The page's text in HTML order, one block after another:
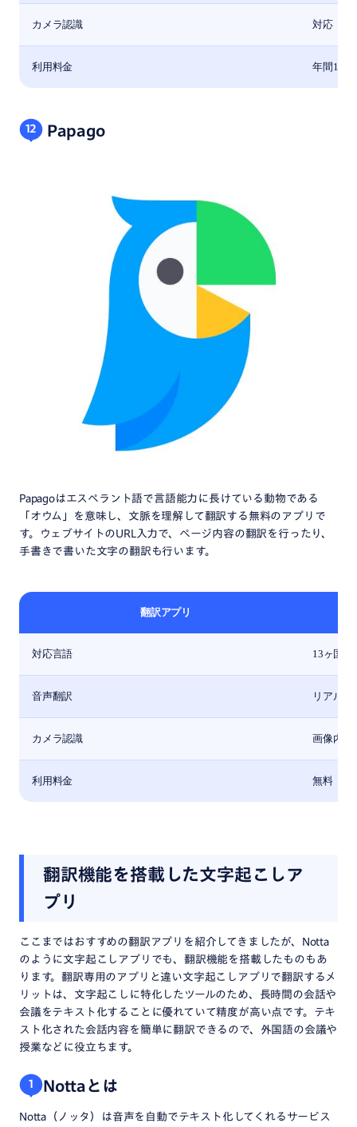
カメラ認識 対応
利用料金 年間
12 Papago
Papagoはエスペラント語で言語能力に長けている動物である
「オウム」を意味し、文脈を理解して翻訳する無料のアプリで
す。ウェブサイトのURL入力で、ページ内容の翻訳を行ったり、
手書きで書いた文字の翻訳も行います。
翻訳アプリ
対応言語 13ヶ国語
音声翻訳 リアル
カメラ認識 画像内の
利用料金 無料
翻訳機能を搭載した文字起こしア
プリ
ここまではおすすめの翻訳アプリを紹介してきましたが、Notta
のように文字起こしアプリでも、翻訳機能を搭載したものもあ
ります。翻訳専用のアプリと違い文字起こしアプリで翻訳するメ
リットは、文字起こしに特化したツールのため、長時間の会話や
会議をテキスト化することに優れていて精度が高い点です。テキ
スト化された会話内容を簡単に翻訳できるので、外国語の会議や
授業などに役立ちます。
1 Nottaとは
Notta（ノッタ）は音声を自動でテキスト化してくれるサービス